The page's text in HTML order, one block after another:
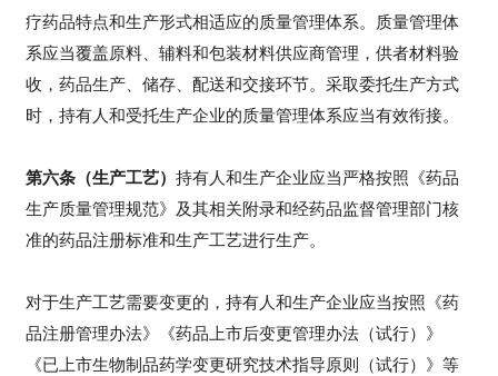
疗药品特点和生产形式相适应的质量管理体系。质量管理体
系应当覆盖原料、辅料和包装材料供应商管理，供者材料验
收，药品生产、储存、配送和交接环节。采取委托生产方式
时，持有人和受托生产企业的质量管理体系应当有效衔接。
第六条（生产工艺） 持有人和生产企业应当严格按照《药品
生产质量管理规范》及其相关附录和经药品监督管理部门核
准的药品注册标准和生产工艺进行生产。
对于生产工艺需要变更的，持有人和生产企业应当按照《药
品注册管理办法》《药品上市后变更管理办法（试行）》
《已上市生物制品药学变更研究技术指导原则（试行）》等